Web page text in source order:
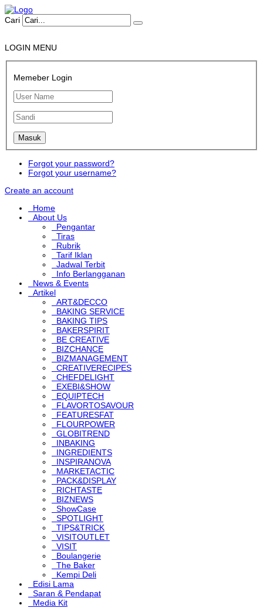
Cari
LOGIN MENU
Memeber Login
Forgot your password?
Forgot your username?
Create an account
Home
About Us
Pengantar
Tiras
Rubrik
Tarif Iklan
Jadwal Terbit
Info Berlangganan
News & Events
Artikel
ART&DECCO
BAKING SERVICE
BAKING TIPS
BAKERSPIRIT
BE CREATIVE
BIZCHANCE
BIZMANAGEMENT
CREATIVERECIPES
CHEFDELIGHT
EXEBI&SHOW
EQUIPTECH
FLAVORTOSAVOUR
FEATURESFAT
FLOURPOWER
GLOBITREND
INBAKING
INGREDIENTS
INSPIRANOVA
MARKETACTIC
PACK&DISPLAY
RICHTASTE
BIZNEWS
ShowCase
SPOTLIGHT
TIPS&TRICK
VISITOUTLET
VISIT
Boulangerie
The Baker
Kempi Deli
Edisi Lama
Saran & Pendapat
Media Kit